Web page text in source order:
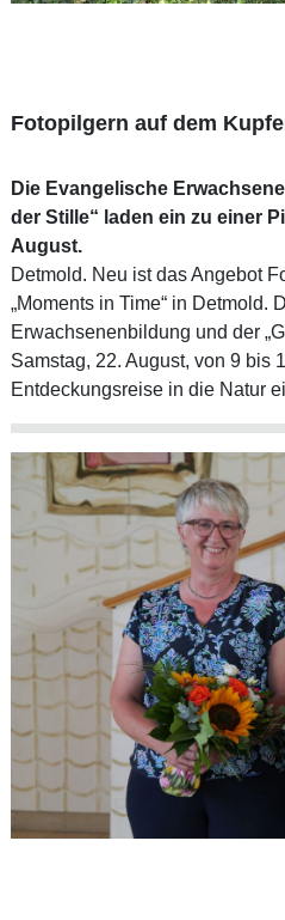
Fotopilgern auf dem
Die Evangelische
der Stille“ laden ein zu einer
August.
Detmold. Neu ist das Angebot
„Moments in Time“ in Detmold.
Erwachsenenbildung und der
Samstag, 22. August, von 9 bis
Entdeckungsreise in die Natur